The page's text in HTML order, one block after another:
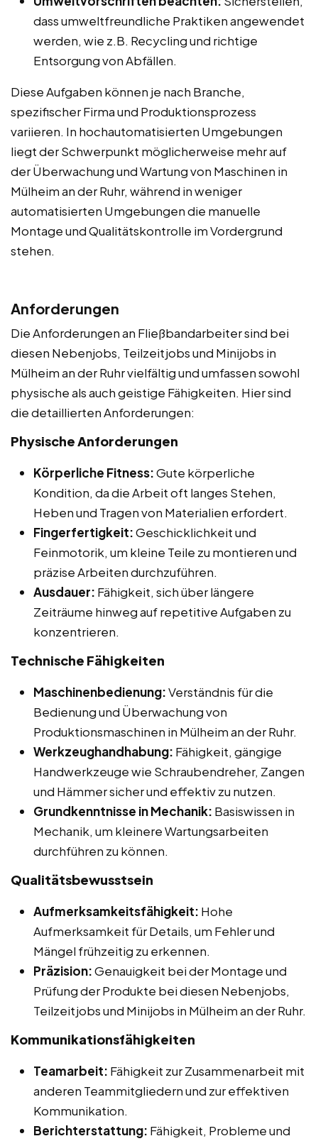
dass umweltfreundliche Praktiken angewendet
werden, wie z.B. Recycling und richtige
Entsorgung von Abfällen.
Diese Aufgaben können je nach Branche,
spezifischer Firma und Produktionsprozess
variieren. In hochautomatisierten Umgebungen
liegt der Schwerpunkt möglicherweise mehr auf
der Überwachung und Wartung von Maschinen in
Mülheim an der Ruhr, während in weniger
automatisierten Umgebungen die manuelle
Montage und Qualitätskontrolle im Vordergrund
stehen.
Anforderungen
Die Anforderungen an Fließbandarbeiter sind bei
diesen Nebenjobs, Teilzeitjobs und Minijobs in
Mülheim an der Ruhr vielfältig und umfassen sowohl
physische als auch geistige Fähigkeiten. Hier sind
die detaillierten Anforderungen:
Physische Anforderungen
Körperliche Fitness:Gute körperliche
Kondition, da die Arbeit oft langes Stehen,
Heben und Tragen von Materialien erfordert.
Fingerfertigkeit:Geschicklichkeit und
Feinmotorik, um kleine Teile zu montieren und
präzise Arbeiten durchzuführen.
Ausdauer: Fähigkeit, sich über längere
Zeiträume hinweg auf repetitive Aufgaben zu
konzentrieren.
Technische Fähigkeiten
Maschinenbedienung:Verständnis für die
Bedienung und Überwachung von
Produktionsmaschinen in Mülheim an der Ruhr.
Werkzeughandhabung: Fähigkeit, gängige
Handwerkzeuge wie Schraubendreher, Zangen
und Hämmer sicher und effektiv zu nutzen.
Grundkenntnisse in Mechanik: Basiswissen in
Mechanik, um kleinere Wartungsarbeiten
durchführen zu können.
Qualitätsbewusstsein
Aufmerksamkeitsfähigkeit: Hohe
Aufmerksamkeit für Details, um Fehler und
Mängel frühzeitig zu erkennen.
Präzision:Genauigkeit bei der Montage und
Prüfung der Produkte bei diesen Nebenjobs,
Teilzeitjobs und Minijobs in Mülheim an der Ruhr.
Kommunikationsfähigkeiten
Teamarbeit: Fähigkeit zur Zusammenarbeit mit
anderen Teammitgliedern und zur effektiven
Kommunikation.
Berichterstattung: Fähigkeit, Probleme und